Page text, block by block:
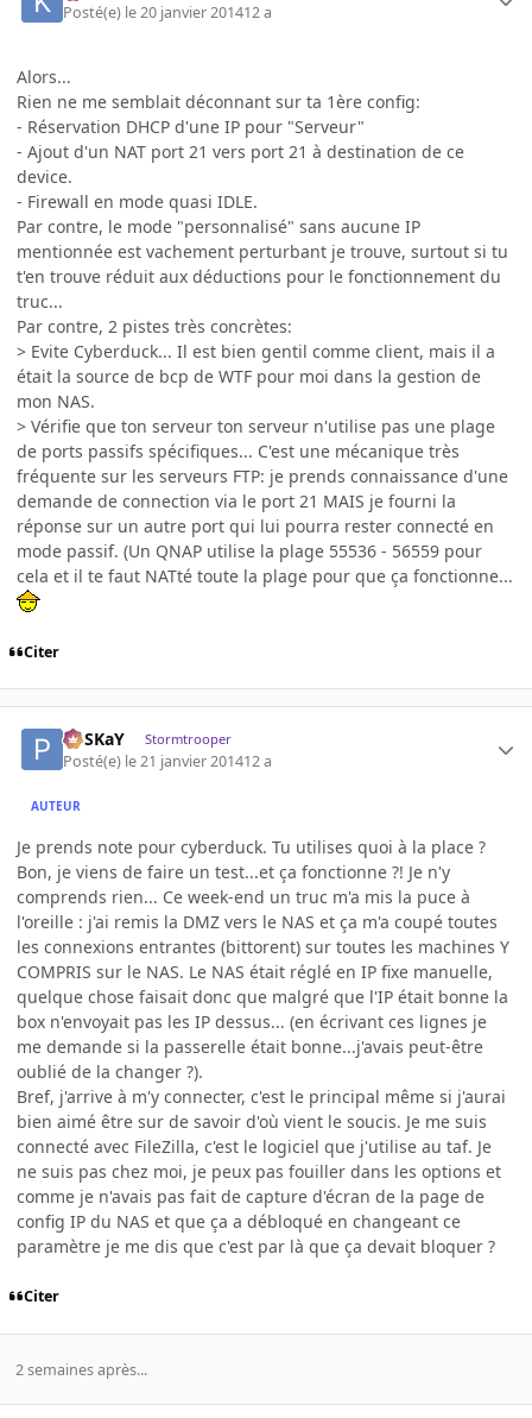
Posté(e) le 20 janvier 201412 a
Alors...
Rien ne me semblait déconnant sur ta 1ère config:
- Réservation DHCP d'une IP pour "Serveur"
- Ajout d'un NAT port 21 vers port 21 à destination de ce
device.
- Firewall en mode quasi IDLE.
Par contre, le mode "personnalisé" sans aucune IP
mentionnée est vachement perturbant je trouve, surtout si tu
t'en trouve réduit aux déductions pour le fonctionnement du
truc...
Par contre, 2 pistes très concrètes:
> Evite Cyberduck... Il est bien gentil comme client, mais il a
était la source de bcp de WTF pour moi dans la gestion de
mon NAS.
> Vérifie que ton serveur ton serveur n'utilise pas une plage
de ports passifs spécifiques... C'est une mécanique très
fréquente sur les serveurs FTP: je prends connaissance d'une
demande de connection via le port 21 MAIS je fourni la
réponse sur un autre port qui lui pourra rester connecté en
mode passif. (Un QNAP utilise la plage 55536 - 56559 pour
cela et il te faut NATté toute la plage pour que ça fonctionne...
Citer
PoSKaY Stormtrooper
Posté(e) le 21 janvier 201412 a
AUTEUR
Je prends note pour cyberduck. Tu utilises quoi à la place ?
Bon, je viens de faire un test...et ça fonctionne ?! Je n'y
comprends rien... Ce week-end un truc m'a mis la puce à
l'oreille : j'ai remis la DMZ vers le NAS et ça m'a coupé toutes
les connexions entrantes (bittorent) sur toutes les machines Y
COMPRIS sur le NAS. Le NAS était réglé en IP fixe manuelle,
quelque chose faisait donc que malgré que l'IP était bonne la
box n'envoyait pas les IP dessus... (en écrivant ces lignes je
me demande si la passerelle était bonne...j'avais peut-être
oublié de la changer ?).
Bref, j'arrive à m'y connecter, c'est le principal même si j'aurai
bien aimé être sur de savoir d'où vient le soucis. Je me suis
connecté avec FileZilla, c'est le logiciel que j'utilise au taf. Je
ne suis pas chez moi, je peux pas fouiller dans les options et
comme je n'avais pas fait de capture d'écran de la page de
config IP du NAS et que ça a débloqué en changeant ce
paramètre je me dis que c'est par là que ça devait bloquer ?
Citer
2 semaines après...